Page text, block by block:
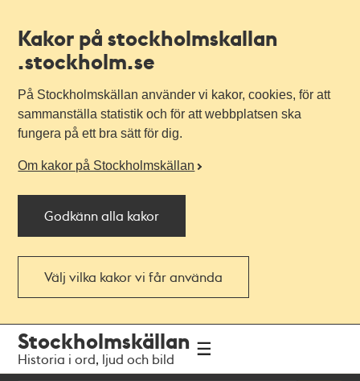
Kakor på stockholmskallan
.stockholm.se
På Stockholmskällan använder vi kakor, cookies, för att
sammanställa statistik och för att webbplatsen ska
fungera på ett bra sätt för dig.
Om kakor på Stockholmskällan
Godkänn alla kakor
Välj vilka kakor vi får använda
navigationen
huvudinnehållet
Stockholmskällan
Historia i ord, ljud och bild